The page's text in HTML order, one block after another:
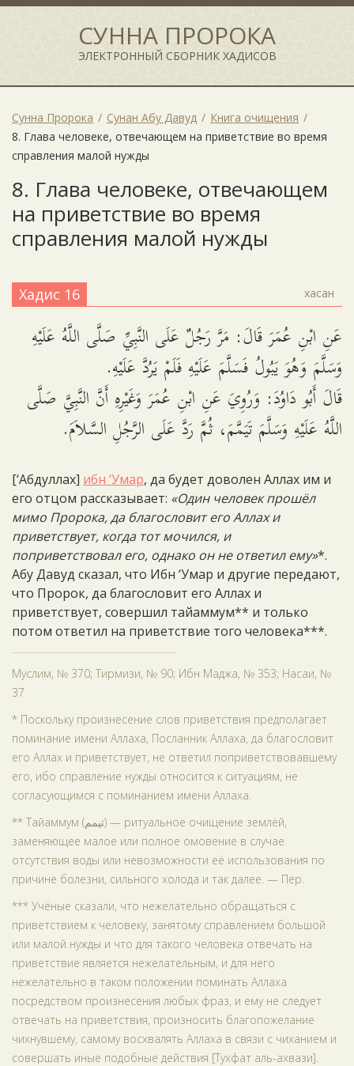
СУННА ПРОРОКА
ЭЛЕКТРОННЫЙ СБОРНИК ХАДИСОВ
Сунна Пророка Сунан Абу Давуд
Книга очищения
8. Глава человеке, отвечающем на приветствие во время
справления малой нужды
8. Глава человеке, отвечающем
на приветствие во время
справления малой нужды
Хадис 16 хасан
عَنِ ابْنِ عُمَرَ قَالَ: مَرَّ رَجُلٌ عَلَى النَّبِيِّ صَلَّى اللَّهُ عَلَيْهِ
وَسَلَّمَ وَهُوَ يَبُولُ فَسَلَّمَ عَلَيْهِ فَلَمْ يَرُدَّ عَلَيْهِ.
قَالَ أَبُو دَاوُدَ: وَرُوِيَ عَنِ ابْنِ عُمَرَ وَغَيْرِهِ أَنَّ النَّبِيَّ صَلَّى
اللَّهُ عَلَيْهِ وَسَلَّمَ تَيَمَّمَ، ثُمَّ رَدَّ عَلَى الرَّجُلِ السَّلاَمَ.
[‘Абдуллах] ибн ‘Умар, да будет доволен Аллах им и
его отцом рассказывает: «Один человек прошёл
мимо Пророка, да благословит его Аллах и
приветствует, когда тот мочился, и
поприветствовал его, однако он не ответил ему»*.
Абу Давуд сказал, что Ибн ‘Умар и другие передают,
что Пророк, да благословит его Аллах и
приветствует, совершил тайаммум** и только
потом ответил на приветствие того человека***.
Муслим, № 370; Тирмизи, № 90; Ибн Маджа, № 353; Насаи, №
37
* Поскольку произнесение слов приветствия предполагает
поминание имени Аллаха, Посланник Аллаха, да благословит
его Аллах и приветствует, не ответил поприветствовавшему
его, ибо справление нужды относится к ситуациям, не
согласующимся с поминанием имени Аллаха.
** Тайаммум (تيمم) — ритуальное очищение землёй,
заменяющее малое или полное омовение в случае
отсутствия воды или невозможности её использования по
причине болезни, сильного холода и так далее. — Пер.
*** Учёные сказали, что нежелательно обращаться с
приветствием к человеку, занятому справлением большой
или малой нужды и что для такого человека отвечать на
приветствие является нежелательным, и для него
нежелательно в таком положении поминать Аллаха
посредством произнесения любых фраз, и ему не следует
отвечать на приветствия, произносить благопожелание
чихнувшему, самому восхвалять Аллаха в связи с чиханием и
совершать иные подобные действия [Тухфат аль-ахвази].